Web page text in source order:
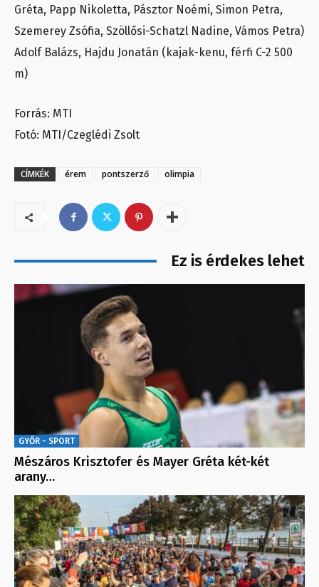
Gréta, Papp Nikoletta, Pásztor Noémi, Simon Petra,
Szemerey Zsófia, Szöllősi-Schatzl Nadine, Vámos Petra)
Adolf Balázs, Hajdu Jonatán (kajak-kenu, férfi C-2 500
m)
Forrás: MTI
Fotó: MTI/Czeglédi Zsolt
CÍMKÉK érem pontszerző olimpia
Ez is érdekes lehet
GYŐR - SPORT
Mészáros Krisztofer és Mayer Gréta két-két
arany…